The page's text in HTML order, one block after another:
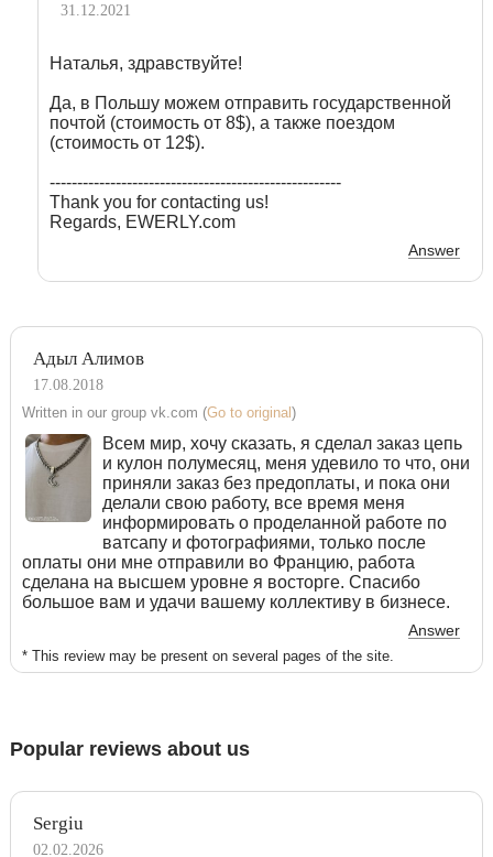
31.12.2021
Наталья, здравствуйте!
Да, в Польшу можем отправить государственной
почтой (стоимость от 8$), а также поездом
(стоимость от 12$).
-----------------------------------------------------
Thank you for contacting us!
Regards, EWERLY.com
Answer
Адыл Алимов
17.08.2018
Written in our group vk.com (Go to original )
Всем мир, хочу сказать, я сделал заказ цепь
и кулон полумесяц, меня удевило то что, они
приняли заказ без предоплаты, и пока они
делали свою работу, все время меня
информировать о проделанной работе по
ватсапу и фотографиями, только после
оплаты они мне отправили во Францию, работа
сделана на высшем уровне я восторге. Спасибо
большое вам и удачи вашему коллективу в бизнесе.
Answer
* This review may be present on several pages of the site.
Popular reviews about us
Sergiu
02.02.2026